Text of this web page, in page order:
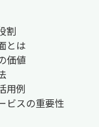
割
とは
価値
用例
ビスの重要性